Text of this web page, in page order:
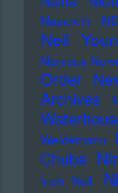
Nazareth
Neil
Nervous
Order
Archives
Weidemann
Chuba
Inch Nail